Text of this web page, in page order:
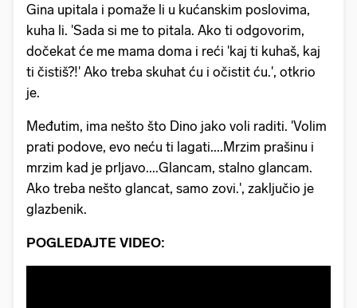
Gina upitala i pomaže li u kućanskim poslovima,
kuha li. 'Sada si me to pitala. Ako ti odgovorim,
dočekat će me mama doma i reći 'kaj ti kuhaš, kaj
ti čistiš?!' Ako treba skuhat ću i očistit ću.', otkrio
je.
Međutim, ima nešto što Dino jako voli raditi. 'Volim
prati podove, evo neću ti lagati....Mrzim prašinu i
mrzim kad je prljavo....Glancam, stalno glancam.
Ako treba nešto glancat, samo zovi.', zaključio je
glazbenik.
POGLEDAJTE VIDEO: